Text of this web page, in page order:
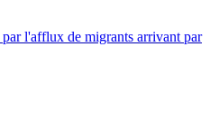
par l'afflux de migrants arrivant par